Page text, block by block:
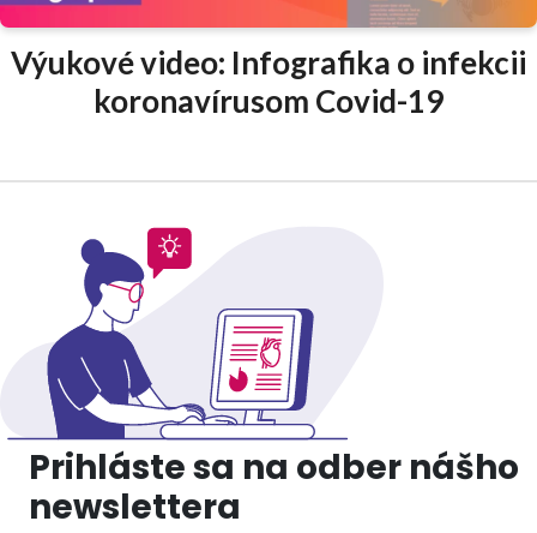
Výukové video: Infografika o infekcii
koronavírusom Covid-19
Prihláste sa na odber nášho
newslettera